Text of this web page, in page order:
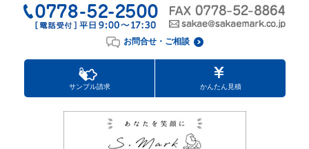
お問合せ・ご相談
サンプル請求 かんたん見積